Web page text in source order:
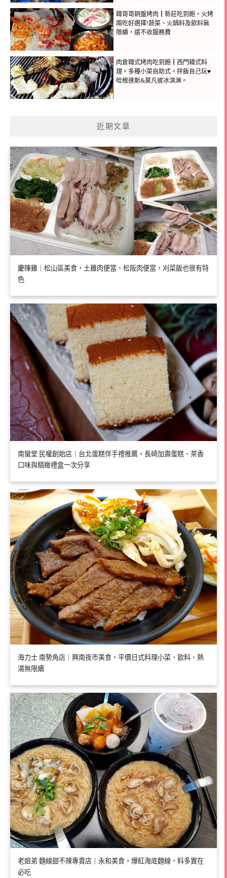
韓哥哥銅盤烤肉┃新莊吃到飽。火烤
兩吃好選擇!蔬菜、火鍋料及飲料無
限續，還不收服務費
肉倉韓式烤肉吃到飽┃西門韓式料
理。多種小菜自助式。拌飯自己玩♥
哈根達斯&莫凡彼冰淇淋。
近期文章
慶陳雞｜松山區美食，土雞肉便當、松阪肉便當，刈菜飯也很有特
色
南蠻堂 民權創始店｜台北蛋糕伴手禮推薦，長崎加壽蛋糕、茶香
口味與精緻禮盒一次分享
海力士 南勢角店｜興南夜市美食，平價日式料理小菜、飲料、熱
湯無限續
老姐弟 麵線甜不辣專賣店｜永和美食，爆紅海底麵線、料多實在
必吃